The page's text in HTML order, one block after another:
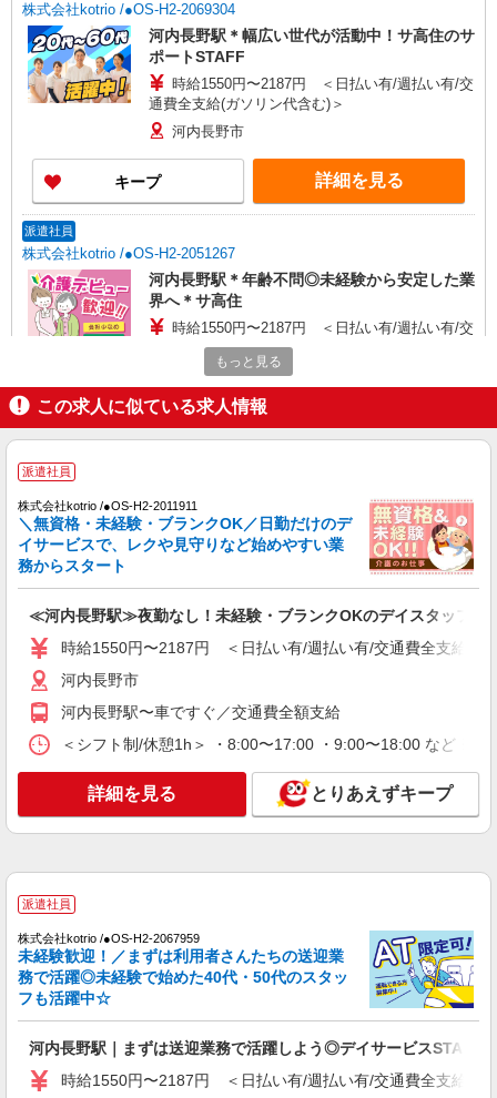
株式会社kotrio /●OS-H2-2069304
河内長野駅＊幅広い世代が活動中！サ高住のサ
ポートSTAFF
時給1550円〜2187円 ＜日払い有/週払い有/交
通費全支給(ガソリン代含む)＞
河内長野市
キープ 詳細を見る
派遣社員
株式会社kotrio /●OS-H2-2051267
河内長野駅＊年齢不問◎未経験から安定した業
界へ＊サ高住
時給1550円〜2187円 ＜日払い有/週払い有/交
通費全支給(ガソリン代含む)＞
河内長野市
キープ 詳細を見る
派遣社員
株式会社kotrio /●OS-H2-2068460
≪河内長野駅≫介護の現場で心を燃やせ！！！
デイサービスSTAFF
時給1550円〜2187円 ＜日払い有/週払い有/交
通費全支給(ガソリン代含む)＞
河内長野市
キープ
派遣社員
（株）ウィルオブ・ワークCW 天王寺支店/ms270401
時給1500円 ◆前払い・日払い・週払いOK
大阪府河内長野市
キープ 詳細を見る
（株）ウィルオブ・ワークCW 天王寺支店/ms270401
高齢者向けマンションstaff
時給1700円 ◆前払い・日払い・週払いOK
キープ 詳細を見る
もっと見る
この求人に似ている求人情報
派遣社員
株式会社kotrio /●OS-H2-2011911
＼無資格・未経験・ブランクOK／日勤だけのデ
イサービスで、レクや見守りなど始めやすい業
務からスタート
≪河内長野駅≫夜勤なし！未経験・ブランクOKのデイスタッフ
時給1550円〜2187円 ＜日払い有/週払い有/交通費全支給(ガ
河内長野市
河内長野駅〜車ですぐ／交通費全額支給
＜シフト制/休憩1h＞ ・8:00〜17:00 ・9:00〜18:00 など ※
詳細を見る とりあえずキープ
派遣社員
株式会社kotrio /●OS-H2-2067959
未経験歓迎！／まずは利用者さんたちの送迎業
務で活躍◎未経験で始めた40代・50代のスタッ
フも活躍中☆
河内長野駅｜まずは送迎業務で活躍しよう◎デイサービスSTAFF
時給1550円〜2187円 ＜日払い有/週払い有/交通費全支給(ガ